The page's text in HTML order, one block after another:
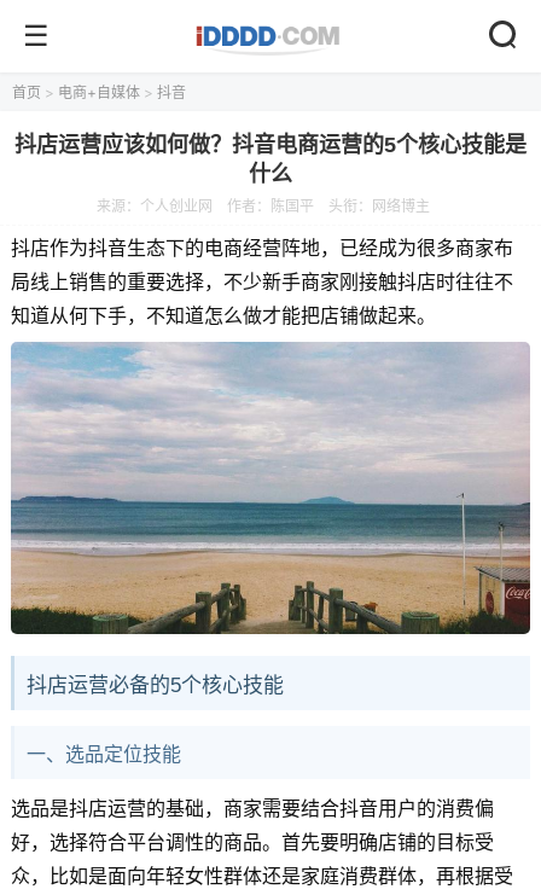
首页 > 电商+自媒体 > 抖音
抖店运营应该如何做？抖音电商运营的5个核心技能是
什么
来源： 个人创业网 作者：陈国平 头衔：网络博主
抖店作为抖音生态下的电商经营阵地，已经成为很多商家布
局线上销售的重要选择，不少新手商家刚接触抖店时往往不
知道从何下手，不知道怎么做才能把店铺做起来。
抖店运营必备的5个核心技能
一、选品定位技能
选品是抖店运营的基础，商家需要结合抖音用户的消费偏
好，选择符合平台调性的商品。首先要明确店铺的目标受
众，比如是面向年轻女性群体还是家庭消费群体，再根据受